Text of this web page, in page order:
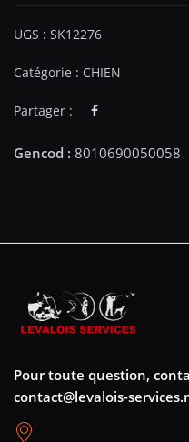
UGS : SK12276
Catégorie : CHIEN
Partager :
Pour toute question,
contact@levalois-